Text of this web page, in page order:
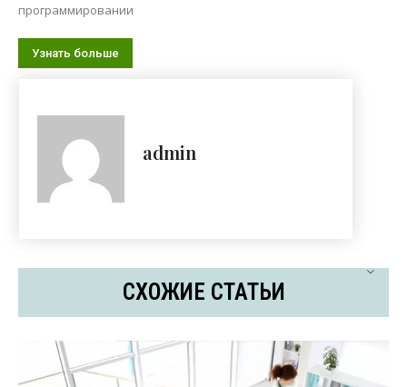
программировании
Узнать больше
admin
СХОЖИЕ СТАТЬИ